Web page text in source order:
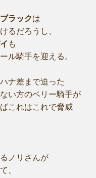
ラックは
るだろうし、
も
ル騎手を迎える。
ナ差まで迫った
い方のベリー騎手が
これはこれで脅威
ノリさんが
、